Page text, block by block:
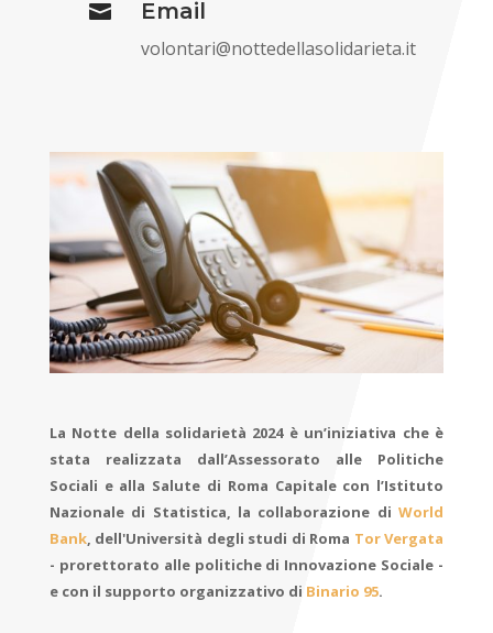
 Email
volontari@nottedellasolidarieta.it
La Notte della solidarietà 2024 è un’iniziativa che è
stata realizzata dall’Assessorato alle Politiche
Sociali e alla Salute di Roma Capitale con l’Istituto
Nazionale di Statistica, la collaborazione diWorld
Bank, dell'Università degli studi di Roma Tor Vergata
- prorettorato alle politiche di Innovazione Sociale -
e con il supporto organizzativo di Binario 95.